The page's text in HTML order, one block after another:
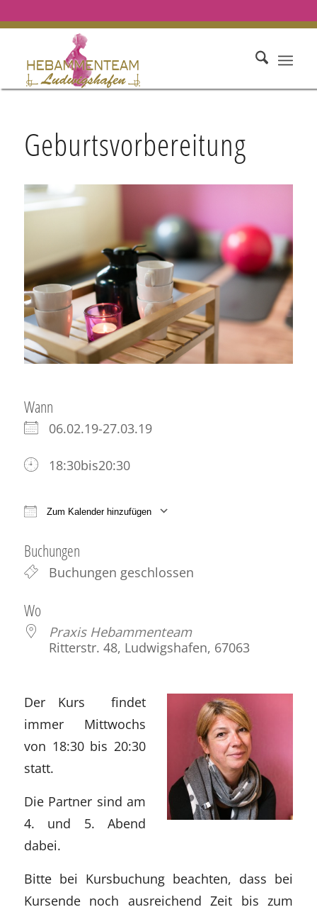
Geburtsvorbereitung
Wann
06.02.19-27.03.19
18:30bis20:30
Zum Kalender hinzufügen
Buchungen
Buchungen geschlossen
Wo
Praxis Hebammenteam
Ritterstr. 48, Ludwigshafen, 67063
Der Kurs findet
immer Mittwochs
von 18:30 bis 20:30
statt.
Die Partner sind am
4. und 5. Abend
dabei.
Bitte bei Kursbuchung beachten, dass bei
Kursende noch ausreichend Zeit bis zum